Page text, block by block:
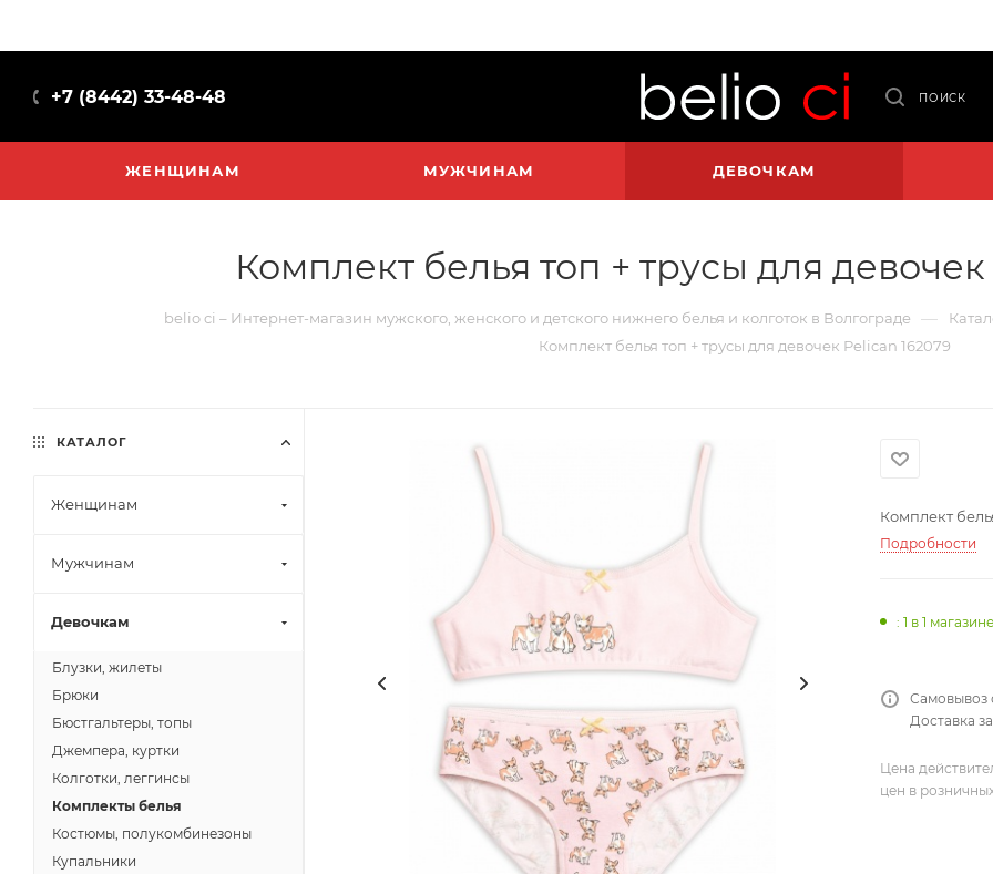
+7 (8442) 33-48-48 ПОИСК
ЖЕНЩИНАМ МУЖЧИНАМ ДЕВОЧКАМ
Комплект белья топ + трусы для
belio ci – Интернет-магазин мужского, женского и детского нижнего белья и колготок в Волгограде —
Комплект белья топ + трусы для девочек Pelican 162079
Комплект
Подробности
: 1 в 1 магазине
Самовывоз
Доставка
Цена
цен в
КАТАЛОГ
Женщинам
Мужчинам
Девочкам
Блузки, жилеты
Брюки
Бюстгальтеры, топы
Джемпера, куртки
Колготки, леггинсы
Комплекты белья
Костюмы, полукомбинезоны
Купальники